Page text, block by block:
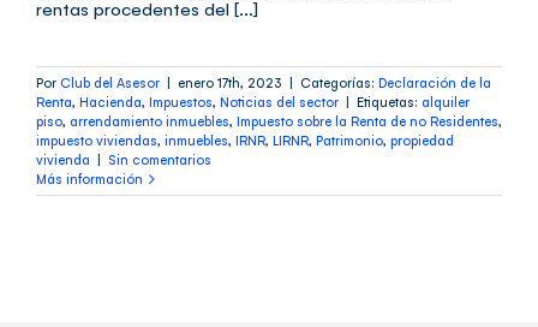
rentas procedentes del [...]
Por Club del Asesor | enero 17th, 2023 | Categorías: Declaración de la
Renta, Hacienda, Impuestos, Noticias del sector | Etiquetas: alquiler
piso, arrendamiento inmuebles, Impuesto sobre la Renta de no Residentes,
impuesto viviendas, inmuebles, IRNR, LIRNR, Patrimonio, propiedad
vivienda | Sin comentarios
Más información